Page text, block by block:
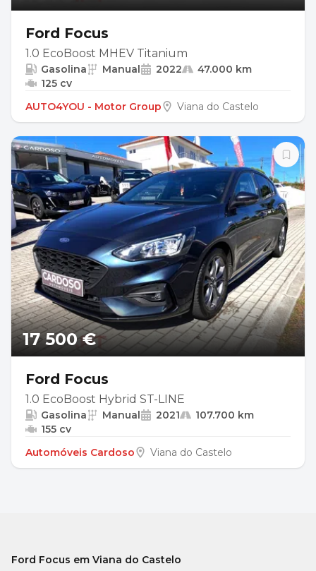
Ford Focus
1.0 EcoBoost MHEV Titanium
Gasolina Manual 2022
47.000 km
125 cv
AUTO4YOU - Motor Group
Viana do Castelo
17 500 €
Ford Focus
1.0 EcoBoost Hybrid ST-LINE
Gasolina Manual 2021
107.700 km
155 cv
Automóveis Cardoso
Viana do Castelo
Ford Focus em Viana do Castelo